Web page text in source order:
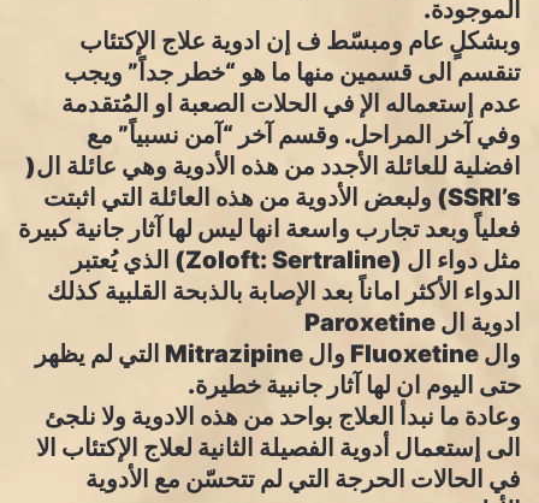
الموجودة.
وبشكلٍ عام ومبسّط ف إن ادوية علاج الإكتئاب
تنقسم الى قسمين منها ما هو “خطر جداً” ويجب
عدم إستعماله الإ في الحلات الصعبة او المُتقدمة
وفي آخر المراحل. وقسم آخر “آمن نسبياً” مع
افضلية للعائلة الأجدد من هذه الأدوية وهي عائلة ال(
SSRI’s) ولبعض الأدوية من هذه العائلة التي اثبتت
فعلياً وبعد تجارب واسعة انها ليس لها آثار جانية كبيرة
مثل دواء ال (Zoloft: Sertraline) الذي يُعتبر
الدواء الأكثر اماناً بعد الإصابة بالذبحة القلبية كذلك
ادوية ال Paroxetine
وال Fluoxetine وال Mitrazipine التي لم يظهر
حتى اليوم ان لها آثار جانبية خطيرة.
وعادة ما نبدأ العلاج بواحد من هذه الادوية ولا نلجئ
الى إستعمال أدوية الفصيلة الثانية لعلاج الإكتئاب الا
في الحالات الحرجة التي لم تتحسّن مع الأدوية